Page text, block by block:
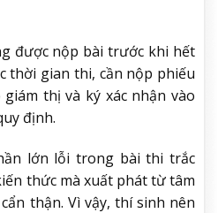
được nộp bài trước khi hết
thời gian thi, cần nộp phiếu
thị và ký xác nhận vào
định.
lớn lỗi trong bài thi trắc
thức mà xuất phát từ tâm
thận. Vì vậy, thí sinh nên